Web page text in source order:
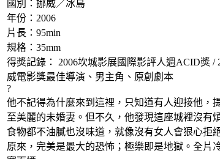
國別：挪威／冰島
年份：2006
片長：95min
規格：35mm
得獎記錄： 2006坎城影展國際影評人週ACID獎 /
威電影獎最佳導演、男主角、原創劇本
?
他不記得為什麼來到這裡，只知道有人迎接他，
至美麗的未婚妻。但不久，他發現這座城裡沒有
食物都不油膩也沒味道，就像沒有女人會狠心拒
原來，完美是最大的恐怖；極樂即是地獄。全片